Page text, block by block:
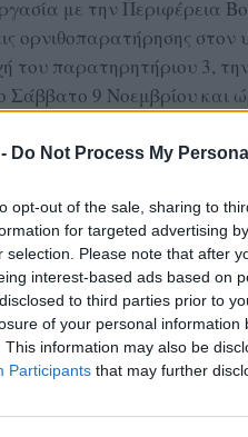
Do Not Process My
opt-out of the sale, sharing to
for targeted advertising
selection. Please note that after
interest-based ads based on
to third parties prior to
of your personal information
This information may also be
Participants that may further
με την Περιφέρεια
ορνιθοπαρατήρησης στον
του παρατηρητήριου 3,
Σάββατο 9 Νοεμβρίου και
κατάλληλου εξοπλισμού
αλλά και το
Φυσικής Ιστορίας
Ενημέρωσης Καλλονής θα